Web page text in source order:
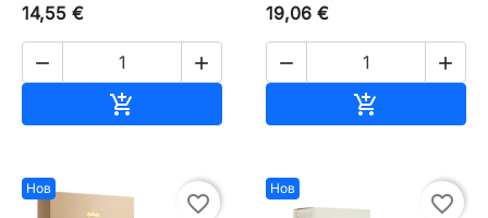
14,55 €
 

19,06 €
 

Нов
favorite_border
Нов
favorite_border